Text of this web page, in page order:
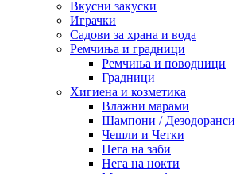
Вкусни закуски
Играчки
Садови за храна и вода
Ремчиња и градници
Ремчиња и поводници
Градници
Хигиена и козметика
Влажни марами
Шампони / Дезодоранси
Чешли и Четки
Нега на заби
Нега на нокти